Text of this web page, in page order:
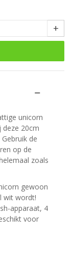
+
unicorn
20cm
de
op de
zoals
gewoon
wit wordt!
apparaat, 4
voor